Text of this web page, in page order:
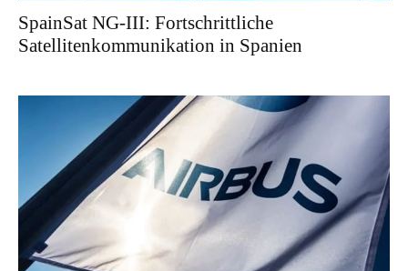
SpainSat NG-III: Fortschrittliche
Satellitenkommunikation in Spanien